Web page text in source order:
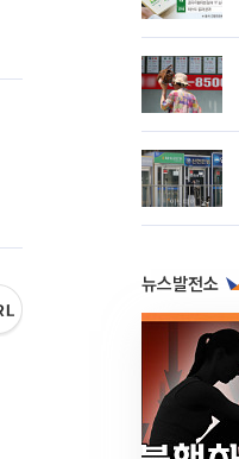
뉴스발전소